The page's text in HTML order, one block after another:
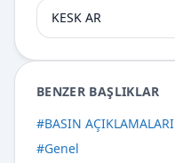
KESK AR
BENZER BAŞLIKLAR
#BASIN AÇIKLAMALARI
#Genel